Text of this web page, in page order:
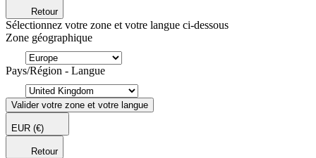
Retour
Sélectionnez votre zone et votre langue ci-dessous
Zone géographique
Pays/Région - Langue
Valider votre zone et votre langue
EUR (€)
Retour